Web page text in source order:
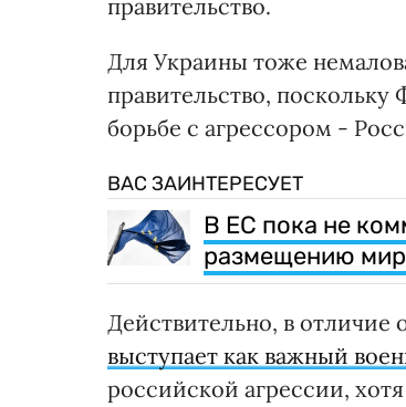
правительство.
Для Украины тоже
правительство,
борьбе с агрессором -
ВАС ЗАИНТЕРЕСУЕТ
В ЕС пока не
размещению
Действительно, в отличие
выступает как важный
российской агрессии,